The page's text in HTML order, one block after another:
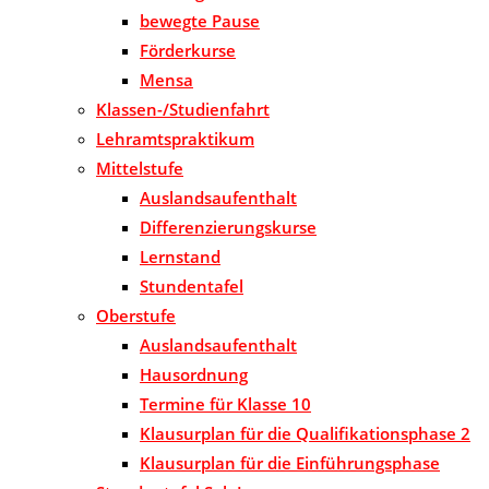
bewegte Pause
Förderkurse
Mensa
Klassen-/Studienfahrt
Lehramtspraktikum
Mittelstufe
Auslandsaufenthalt
Differenzierungskurse
Lernstand
Stundentafel
Oberstufe
Auslandsaufenthalt
Hausordnung
Termine für Klasse 10
Klausurplan für die Qualifikationsphase 2
Klausurplan für die Einführungsphase